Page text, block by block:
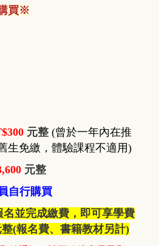
買※
元整 (曾於一年內在推
生免繳，體驗課程不適用)
元整
自行購買
名並完成繳費，即可享學費
整(報名費、書籍教材另計)